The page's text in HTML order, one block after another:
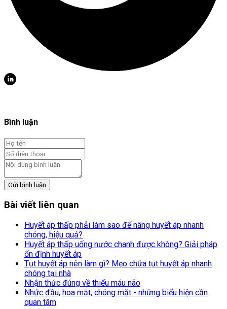
Bình luận
Gửi bình luận
Bài viết liên quan
Huyết áp thấp phải làm sao để nâng huyết áp nhanh
chóng, hiệu quả?
Huyết áp thấp uống nước chanh được không? Giải pháp
ổn định huyết áp
Tụt huyết áp nên làm gì? Mẹo chữa tụt huyết áp nhanh
chóng tại nhà
Nhận thức đúng về thiếu máu não
Nhức đầu, hoa mắt, chóng mặt - những biểu hiện cần
quan tâm